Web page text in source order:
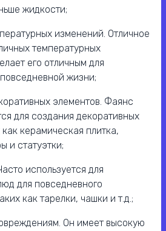
жидкости;
изменений. Отличное
температурных
его отличным для
жизни;
элементов. Фаянс
для создания декоративных
керамическая плитка,
и статуэтки;
используется для
для повседневного
как тарелки, чашки и т.д.;
Он имеет высокую